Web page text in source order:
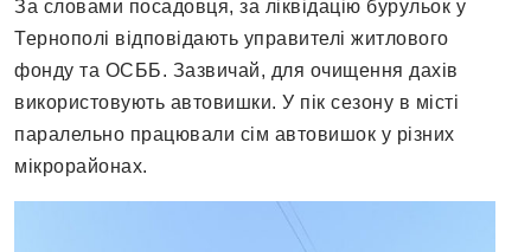
За словами посадовця, за ліквідацію бурульок у
Тернополі відповідають управителі житлового
фонду та ОСББ. Зазвичай, для очищення дахів
використовують автовишки. У пік сезону в місті
паралельно працювали сім автовишок у різних
мікрорайонах.